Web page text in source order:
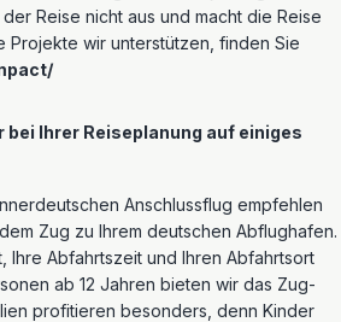
Reise nicht aus und macht die Reise
Projekte wir unterstützen, finden Sie
bei Ihrer Reiseplanung auf einiges
Anschlussflug empfehlen
Zug zu Ihrem deutschen Abflughafen.
Ihre Abfahrtszeit und Ihren Abfahrtsort
ab 12 Jahren bieten wir das Zug-
profitieren besonders, denn Kinder